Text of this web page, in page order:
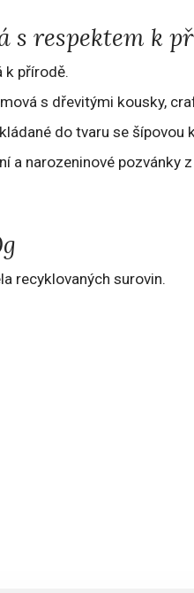
s respektem k
k přírodě.
s dřevitými kousky,
do tvaru se šípovou
a narozeninové pozvánky
recyklovaných surovin.